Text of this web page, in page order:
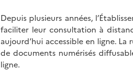
Depuis plusieurs années,
faciliter leur consultation à
aujourd’hui accessible en ligne. La
de documents numérisés
ligne.